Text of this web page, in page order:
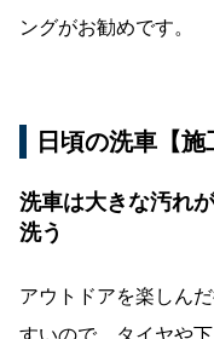
ングがお勧めです。
日頃の洗車【施
洗車は大きな汚れ
洗う
アウトドアを楽しん